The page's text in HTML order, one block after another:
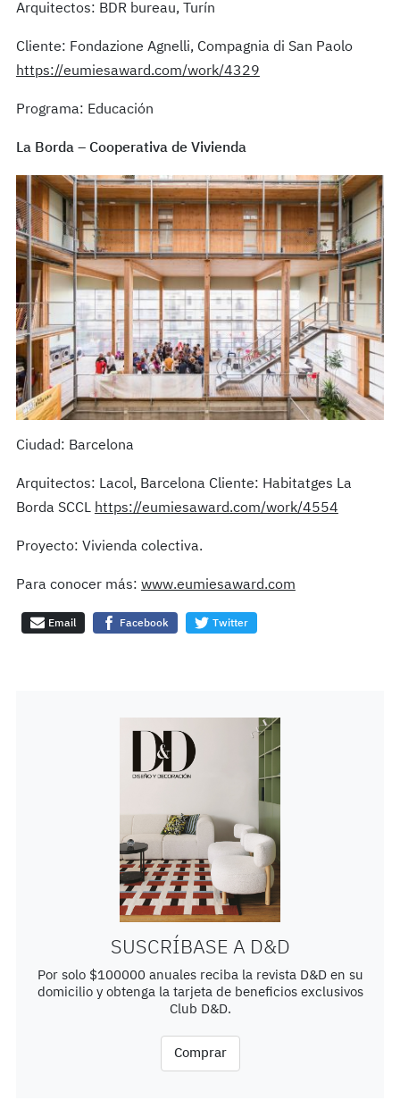
Arquitectos: BDR bureau, Turín
Cliente: Fondazione Agnelli, Compagnia di San Paolo
https://eumiesaward.com/work/4329
Programa: Educación
La Borda – Cooperativa de Vivienda
Ciudad: Barcelona
Arquitectos: Lacol, Barcelona Cliente: Habitatges La
Borda SCCL https://eumiesaward.com/work/4554
Proyecto: Vivienda colectiva.
Para conocer más: www.eumiesaward.com
Email Facebook Twitter
SUSCRÍBASE A D&D
Por solo $100000 anuales reciba la revista D&D en su
domicilio y obtenga la tarjeta de beneficios exclusivos
Club D&D.
Comprar